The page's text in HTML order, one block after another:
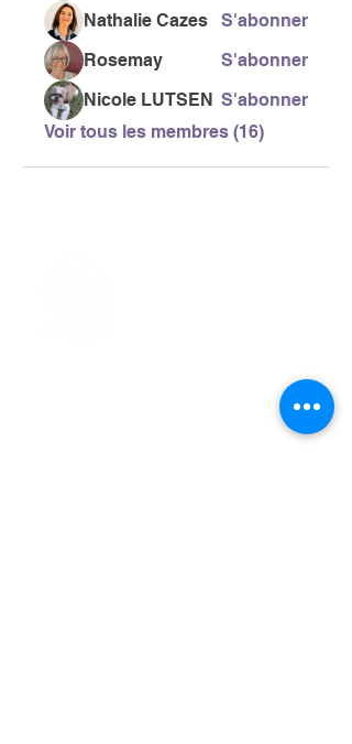
Nathalie Cazes
S'abonner
Rosemay
S'abonner
Nicole LUTSEN S'abonner
Voir tous les membres (16)